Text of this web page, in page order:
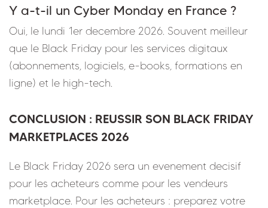
Y a-t-il un Cyber Monday en France ?
Oui, le lundi 1er decembre 2026. Souvent meilleur
que le Black Friday pour les services digitaux
(abonnements, logiciels, e-books, formations en
ligne) et le high-tech.
CONCLUSION : REUSSIR SON BLACK FRIDAY
MARKETPLACES 2026
Le Black Friday 2026 sera un evenement decisif
pour les acheteurs comme pour les vendeurs
marketplace. Pour les acheteurs : preparez votre